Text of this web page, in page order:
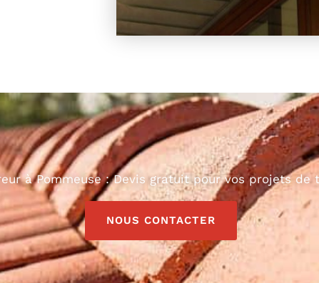
à Pommeuse : Devis gratuit pour vos projets de
NOUS CONTACTER